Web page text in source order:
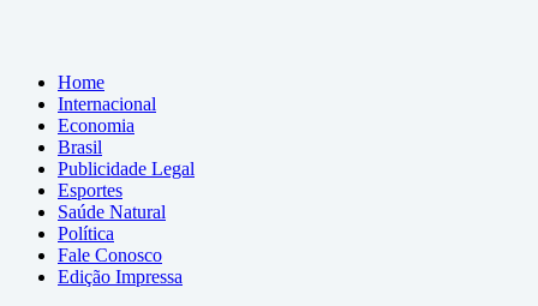
Home
Internacional
Economia
Brasil
Publicidade Legal
Esportes
Saúde Natural
Política
Fale Conosco
Edição Impressa